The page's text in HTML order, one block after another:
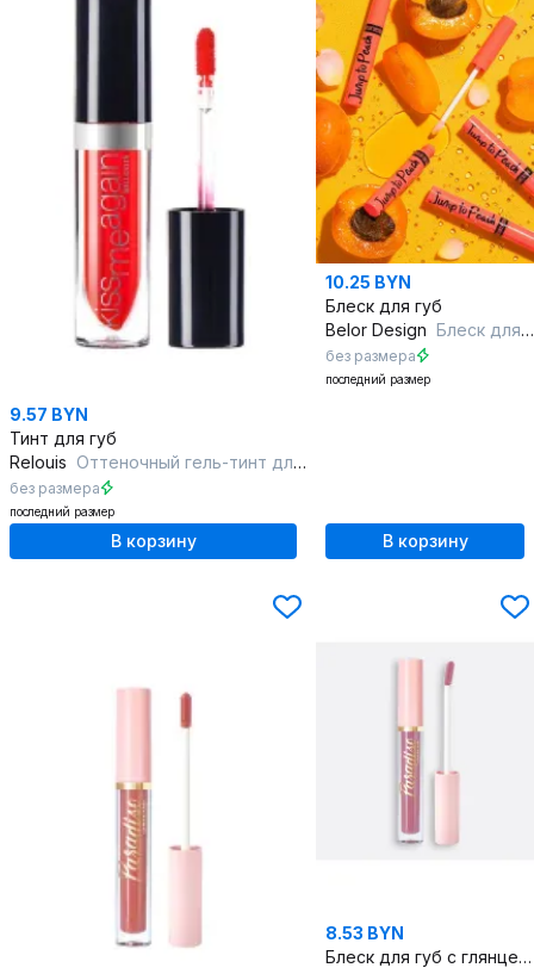
9.57 BYN
Тинт для губ
Relouis Оттеночный гель-тинт для губ "Kiss Me Again" тон 01
без размера
последний размер
В корзину
10.25 BYN
Блеск для губ
Belor Design Блеск для губ меняющий цвет Jump to Peach
без размера
последний размер
В корзину
8.53 BYN
Блеск для губ с глянцевым эффектом, нюдовая гамма